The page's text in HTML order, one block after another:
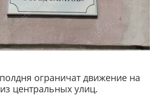
ограничат движение на
центральных улиц.